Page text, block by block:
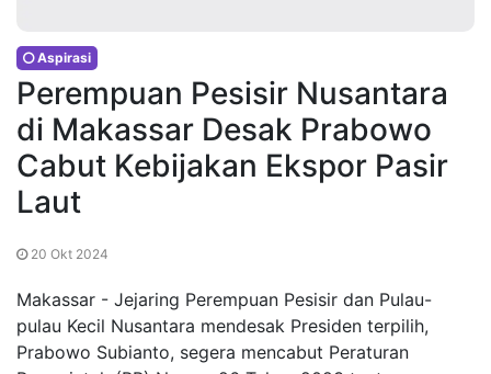
Aspirasi
Perempuan Pesisir Nusantara
di Makassar Desak Prabowo
Cabut Kebijakan Ekspor Pasir
Laut
20 Okt 2024
Makassar - Jejaring Perempuan Pesisir dan Pulau-
pulau Kecil Nusantara mendesak Presiden terpilih,
Prabowo Subianto, segera mencabut Peraturan